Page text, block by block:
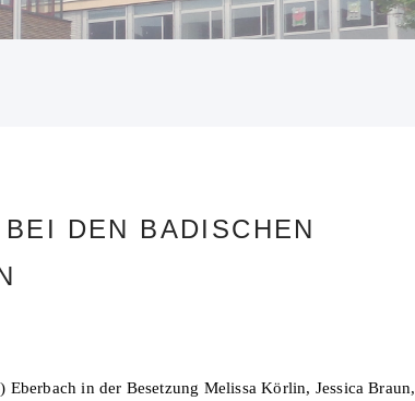
DEN BADISCHEN
in der Besetzung Melissa Körlin, Jessica Braun,